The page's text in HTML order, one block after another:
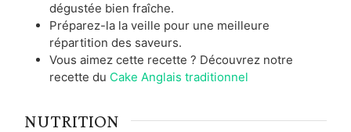
dégustée bien fraîche.
Préparez-la la veille pour une meilleure
répartition des saveurs.
Vous aimez cette recette ? Découvrez notre
recette du Cake Anglais traditionnel
NUTRITION